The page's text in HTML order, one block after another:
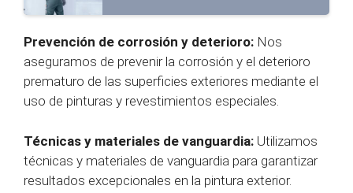
Prevención de corrosión y deterioro: Nos
aseguramos de prevenir la corrosión y el deterioro
prematuro de las superficies exteriores mediante el
uso de pinturas y revestimientos especiales.
Técnicas y materiales de vanguardia: Utilizamos
técnicas y materiales de vanguardia para garantizar
resultados excepcionales en la pintura exterior.